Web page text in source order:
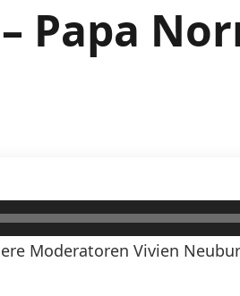
Papa
Moderatoren Vivien